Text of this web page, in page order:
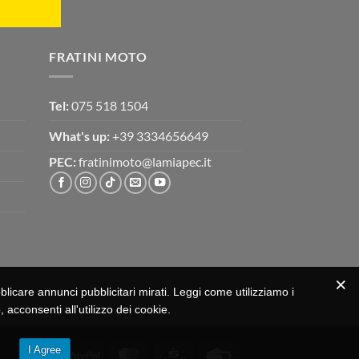
FRATINI MOTO
Tel: 075 518 1504
What's up: +39 3334656649
PEC: fratinimoto@lamiapec.it
Visa
annunci pubblicitari mirati. Leggi come utilizziamo i
all'utilizzo dei cookie.
I Agree